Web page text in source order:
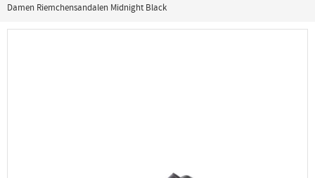
Damen Riemchensandalen Midnight Black